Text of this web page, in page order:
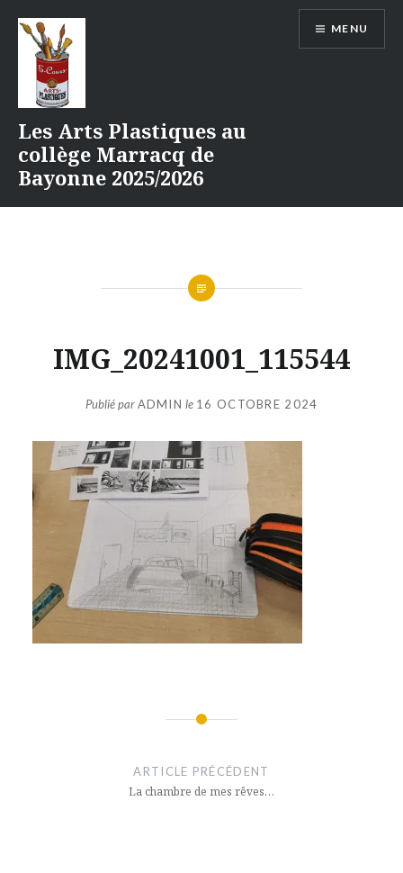
contenu
Les Arts Plastiques au
collège Marracq de
Bayonne 2025/2026
MENU
IMG_20241001_115544
Publié parADMIN le 16 OCTOBRE 2024
ARTICLE PRÉCÉDENT
La chambre de mes rêves…